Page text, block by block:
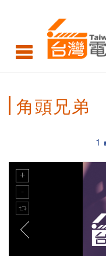
角頭兄弟
1